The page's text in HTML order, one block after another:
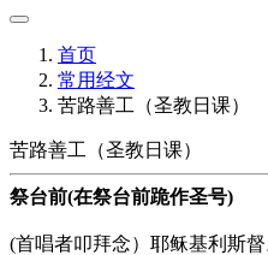
首页
常用经文
苦路善工（圣教日课）
苦路善工（圣教日课）
祭台前(在祭台前跪作圣号)
(首唱者叩拜念）耶稣基利斯